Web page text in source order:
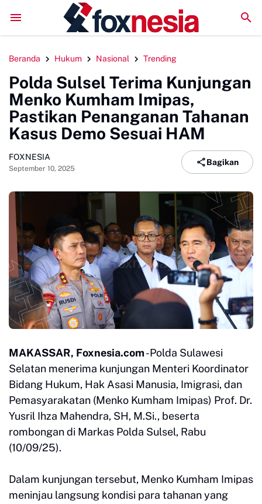
Berkelanjutan, Bupati Sinjai Buka Pengabdian Masyarakat
Beranda Hukum Nasional Trending
Polda Sulsel Terima Kunjungan
Menko Kumham Imipas,
Pastikan Penanganan Tahanan
Kasus Demo Sesuai HAM
FOXNESIA
September 10, 2025
Bagikan
MAKASSAR, Foxnesia.com-Polda Sulawesi
Selatan menerima kunjungan Menteri Koordinator
Bidang Hukum, Hak Asasi Manusia, Imigrasi, dan
Pemasyarakatan (Menko Kumham Imipas) Prof. Dr.
Yusril Ihza Mahendra, SH, M.Si., beserta
rombongan di Markas Polda Sulsel, Rabu
(10/09/25).
Dalam kunjungan tersebut, Menko Kumham Imipas
meninjau langsung kondisi para tahanan yang